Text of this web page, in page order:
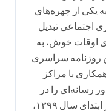
یکی از چهره‌های
اجتماعی تبدیل
اوقات خوش، به
روزنامه سراسری
با مراکز
رسانه‌ای را در
کارنامه خود ثبت کرده است. وی از ابتدای سال ۱۳۹۹،